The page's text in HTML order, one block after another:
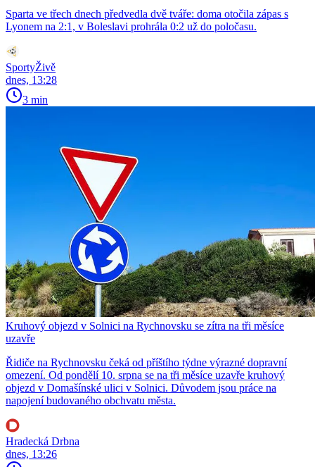
Sparta ve třech dnech předvedla dvě tváře: doma otočila zápas s
Lyonem na 2:1, v Boleslavi prohrála 0:2 už do poločasu.
SportyŽivě
dnes, 13:28
3 min
Kruhový objezd v Solnici na Rychnovsku se zítra na tři měsíce
uzavře
Řidiče na Rychnovsku čeká od příštího týdne výrazné dopravní
omezení. Od pondělí 10. srpna se na tři měsíce uzavře kruhový
objezd v Domašínské ulici v Solnici. Důvodem jsou práce na
napojení budovaného obchvatu města.
Hradecká Drbna
dnes, 13:26